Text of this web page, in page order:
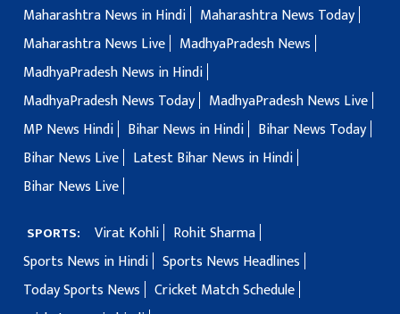
Maharashtra News in Hindi
Maharashtra News Today
Maharashtra News Live
MadhyaPradesh News
MadhyaPradesh News in Hindi
MadhyaPradesh News Today
MadhyaPradesh News Live
MP News Hindi
Bihar News in Hindi
Bihar News Today
Bihar News Live
Latest Bihar News in Hindi
Bihar News Live
SPORTS: Virat Kohli
Rohit Sharma
Sports News in Hindi Sports News Headlines
Today Sports News
Cricket Match Schedule